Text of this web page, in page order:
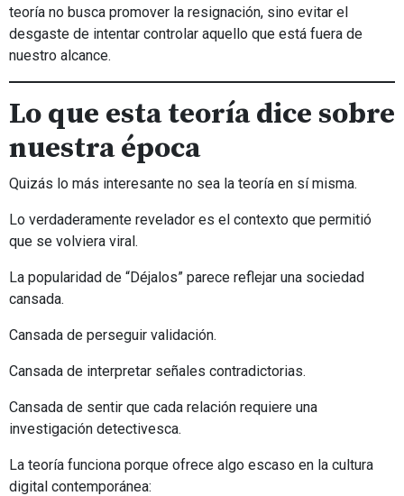
teoría no busca promover la resignación, sino evitar el
desgaste de intentar controlar aquello que está fuera de
nuestro alcance.
Lo que esta teoría dice sobre
nuestra época
Quizás lo más interesante no sea la teoría en sí misma.
Lo verdaderamente revelador es el contexto que permitió
que se volviera viral.
La popularidad de “Déjalos” parece reflejar una sociedad
cansada.
Cansada de perseguir validación.
Cansada de interpretar señales contradictorias.
Cansada de sentir que cada relación requiere una
investigación detectivesca.
La teoría funciona porque ofrece algo escaso en la cultura
digital contemporánea: